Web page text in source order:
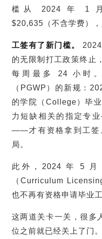
槛从 2024 年 1
$20,635（不含学费），
工签有了新门槛。
的无限制打工政策终止，
每周最多 24 小时
（PGWP）的新规：
的学院（College）毕
力短缺相关的指定专
——才有资格拿到工签
局。
此外，2024 年 5
（Curriculum
也不再有资格申请毕业工
这两道关卡一关，很多
位之前就已经关上了门。